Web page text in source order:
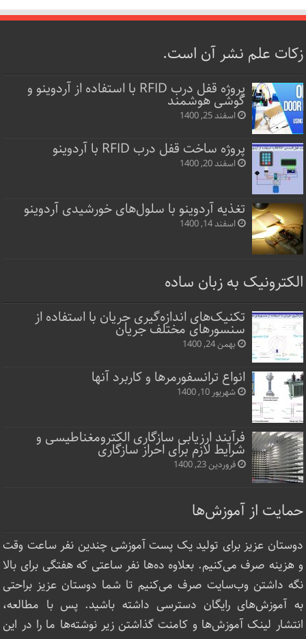
زکات علم نشر آن است.
پروژه قفل‌ درب RFID با استفاده از آردوینو و
گوشی هوشمند
اسفند 25, 1400
پروژه ساخت قفل‌ درب RFID با آردوینو
اسفند 20, 1400
تغذیه آردوینو با سلول‌های خورشیدی آردوینو
اسفند 14, 1400
الکترونیک به زبان ساده
تکنیک‌های اندازه‌گیری جریان با استفاده از
سنسورهای مختلف جریان
بهمن 24, 1400
انواع ترانسفورمرها و کاربرد آنها
شهریور 10, 1400
فرآیند ارزیابی سازگاری الکترومغناطیسی و
شرایط لازم برای احراز سازگاری
فروردین 23, 1400
حمایت از آموزش‌ها
دوستان عزیز برای تولید یک پست آموزشی چندین نفر ساعت‌ وقت
و هزینه صرف می‌کنیم. بعلاوه ده‌ها نفر ساعتی که هفتگی برای بالا
نگه داشتن وب‌سایت صرف ‌می‌کنیم تا شما دوستان عزیز براحتی
به آموزش‌های رایگان دسترسی داشته باشید. پس با مطالعه،
انتشار لینک‌ آموزش‌ها و کامنت گذاشتن زیر نوشته‌‌ها ما را در این